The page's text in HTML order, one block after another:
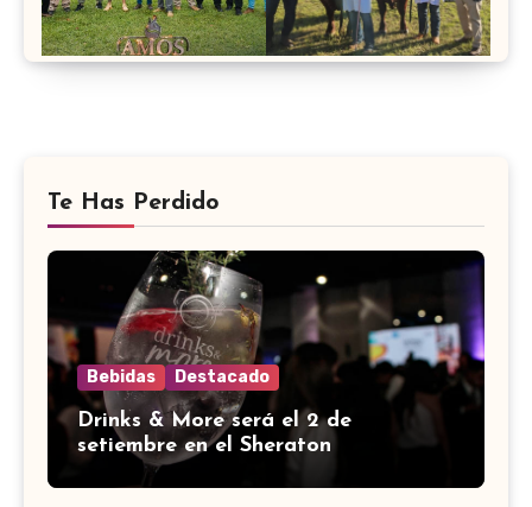
Te Has Perdido
Bebidas Destacado
Drinks & More será el 2 de
setiembre en el Sheraton